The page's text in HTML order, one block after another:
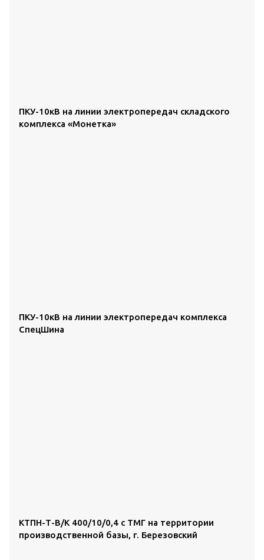
ПКУ-10кВ на линии электропередач складского
комплекса «Монетка»
ПКУ-10кВ на линии электропередач комплекса
СпецШина
КТПН-Т-В/К 400/10/0,4 с ТМГ на территории
производственной базы, г. Березовский